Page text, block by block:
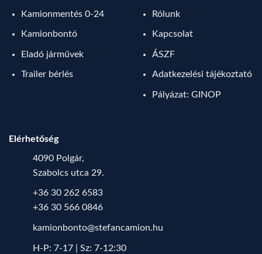
Kamionmentés 0-24
Kamionbontó
Eladó járművek
Trailer bérlés
Rólunk
Kapcsolat
ÁSZF
Adatkezelési tájékoztató
Pályázat: GINOP
Elérhetőség
4090 Polgár,
Szabolcs utca 29.
+36 30 262 6583
+36 30 566 0846
kamionbonto@stefancamion.hu
H-P: 7-17 | Sz: 7-12:30